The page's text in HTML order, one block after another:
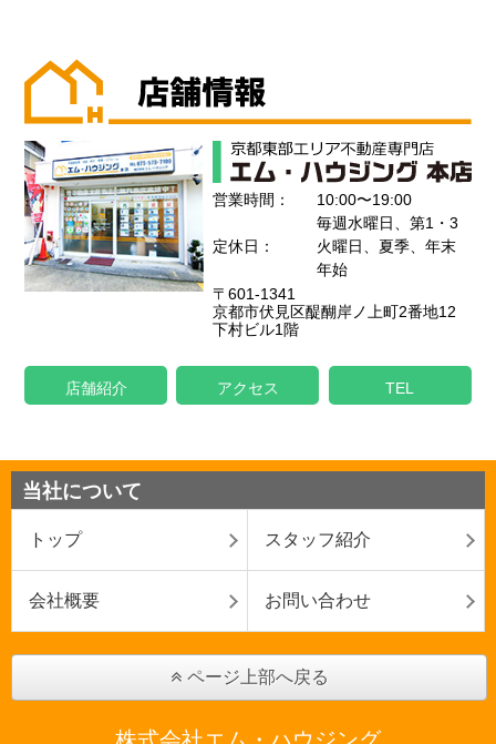
営業時間： 10:00〜19:00
定休日：
毎週水曜日、第1・3
火曜日、夏季、年末
年始
〒601-1341
京都市伏見区醍醐岸ノ上町2番地12
下村ビル1階
店舗紹介 アクセス TEL
当社について
トップ スタッフ紹介
会社概要 お問い合わせ
ページ上部へ戻る